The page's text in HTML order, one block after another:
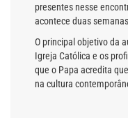
presentes nesse
acontece duas
O principal objetivo da
Igreja Católica e os
que o Papa acredita
na cultura